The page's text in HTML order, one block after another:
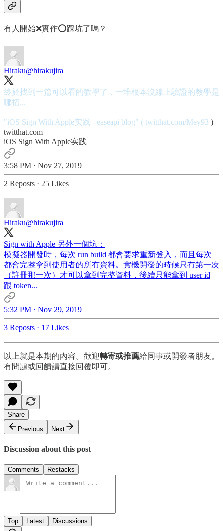
有人開始❌實作⭕️踩坑了嗎？
Hiraku@hirakujira
終於找到一篇可以看的教學了，一堆根本沒線上驗證的教學是
哪招...
"iOS Sign With Apple实践 - easeapi blog" ( twitthat.com/Mey93 )
twitthat.com
iOS Sign With Apple实践
3:58 PM · Nov 27, 2019
2 Reposts · 25 Likes
Hiraku@hirakujira
Sign with Apple 另外一個坑：
模擬器開發時，每次 run build 都會要求重新登入，而且每次
都會完整拿到使用者的所有資料。實機開發的時候只有第一次
（註冊那一次）才可以拿到完整資料，後續只能拿到 user id
跟 token...
5:32 PM · Nov 29, 2019
3 Reposts · 17 Likes
以上就是本期的內容。歡迎轉寄或推薦給同事或開發者朋友。
有問題或回饋請直接回覆即可。
Share
Previous
Next
Discussion about this post
Comments Restacks
Top Latest Discussions